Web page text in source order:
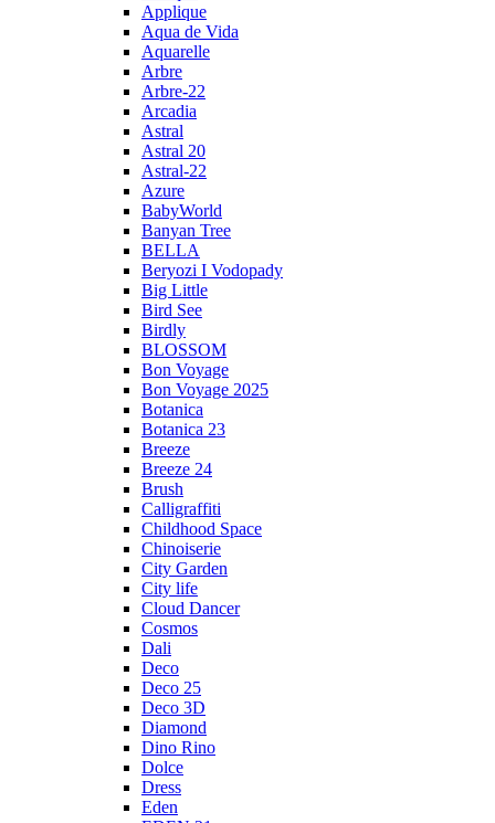
Applique
Aqua de Vida
Aquarelle
Arbre
Arbre-22
Arcadia
Astral
Astral 20
Astral-22
Azure
BabyWorld
Banyan Tree
BELLA
Beryozi I Vodopady
Big Little
Bird See
Birdly
BLOSSOM
Bon Voyage
Bon Voyage 2025
Botanica
Botanica 23
Breeze
Breeze 24
Brush
Calligraffiti
Childhood Space
Chinoiserie
City Garden
City life
Cloud Dancer
Cosmos
Dali
Deco
Deco 25
Deco 3D
Diamond
Dino Rino
Dolce
Dress
Eden